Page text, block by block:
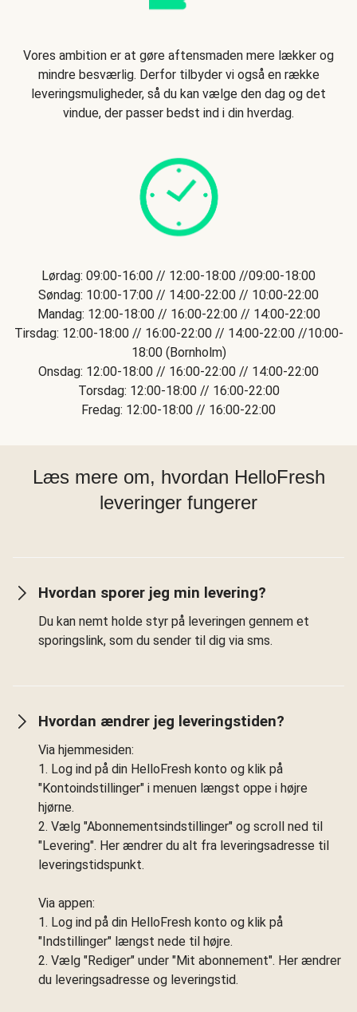
Vores ambition er at gøre aftensmaden mere lækker og
mindre besværlig. Derfor tilbyder vi også en række
leveringsmuligheder, så du kan vælge den dag og det
vindue, der passer bedst ind i din hverdag.
Lørdag: 09:00-16:00 // 12:00-18:00 //09:00-18:00
Søndag: 10:00-17:00 // 14:00-22:00 // 10:00-22:00
Mandag: 12:00-18:00 // 16:00-22:00 // 14:00-22:00
Tirsdag: 12:00-18:00 // 16:00-22:00 // 14:00-22:00 //10:00-
18:00 (Bornholm)
Onsdag: 12:00-18:00 // 16:00-22:00 // 14:00-22:00
Torsdag: 12:00-18:00 // 16:00-22:00
Fredag: 12:00-18:00 // 16:00-22:00
Læs mere om, hvordan HelloFresh
leveringer fungerer
Hvordan sporer jeg min levering?
Du kan nemt holde styr på leveringen gennem et
sporingslink, som du sender til dig via sms.
Hvordan ændrer jeg leveringstiden?
Via hjemmesiden:
1. Log ind på din HelloFresh konto og klik på
"Kontoindstillinger" i menuen længst oppe i højre
hjørne.
2. Vælg "Abonnementsindstillinger" og scroll ned til
"Levering". Her ændrer du alt fra leveringsadresse til
leveringstidspunkt.
Via appen:
1. Log ind på din HelloFresh konto og klik på
"Indstillinger" længst nede til højre.
2. Vælg "Rediger" under "Mit abonnement". Her ændrer
du leveringsadresse og leveringstid.